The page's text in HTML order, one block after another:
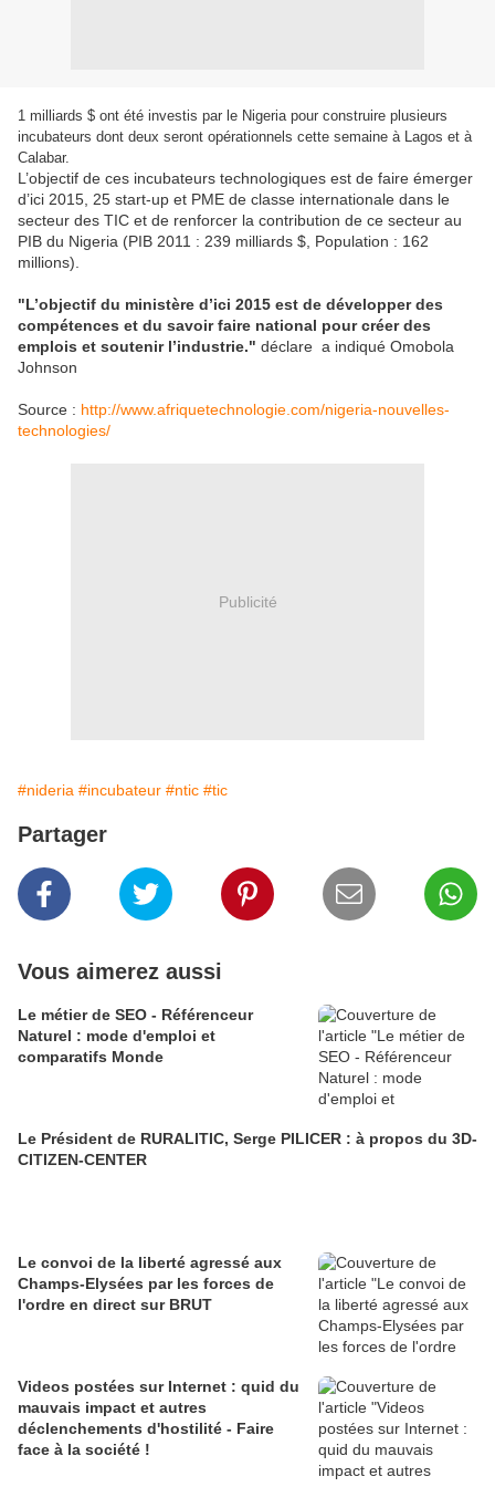
1 milliards $ ont été investis par le Nigeria pour construire plusieurs
incubateurs dont deux seront opérationnels cette semaine à Lagos et à
Calabar.
L’objectif de ces incubateurs technologiques est de faire émerger
d’ici 2015, 25 start-up et PME de classe internationale dans le
secteur des TIC et de renforcer la contribution de ce secteur au
PIB du Nigeria (PIB 2011 : 239 milliards $, Population : 162
millions).
"L’objectif du ministère d’ici 2015 est de développer des
compétences et du savoir faire national pour créer des
emplois et soutenir l’industrie." déclare a indiqué Omobola
Johnson
Source : http://www.afriquetechnologie.com/nigeria-nouvelles-
technologies/
Publicité
#nideria #incubateur #ntic #tic
Partager
Vous aimerez aussi
Le métier de SEO - Référenceur
Naturel : mode d'emploi et
comparatifs Monde
Le Président de RURALITIC, Serge PILICER : à propos du 3D-
CITIZEN-CENTER
Le convoi de la liberté agressé aux
Champs-Elysées par les forces de
l'ordre en direct sur BRUT
Videos postées sur Internet : quid du
mauvais impact et autres
déclenchements d'hostilité - Faire
face à la société !